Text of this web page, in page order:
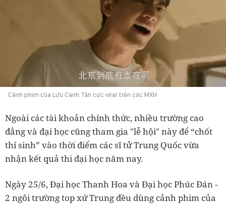
Cảnh phim của Lưu Canh Tân cực viral trên các MXH
Ngoài các tài khoản chính thức, nhiều trường cao
đẳng và đại học cũng tham gia "lễ hội" này để “chốt
thí sinh” vào thời điểm các sĩ tử Trung Quốc vừa
nhận kết quả thi đại học năm nay.
Ngày 25/6, Đại học Thanh Hoa và Đại học Phúc Đán -
2 ngôi trường top xứ Trung đều dùng cảnh phim của